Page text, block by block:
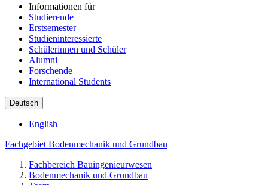
Informationen für
Studierende
Erstsemester
Studieninteressierte
Schülerinnen und Schüler
Alumni
Forschende
International Students
Deutsch
English
Fachgebiet Bodenmechanik und Grundbau
Fachbereich Bauingenieurwesen
Bodenmechanik und Grundbau